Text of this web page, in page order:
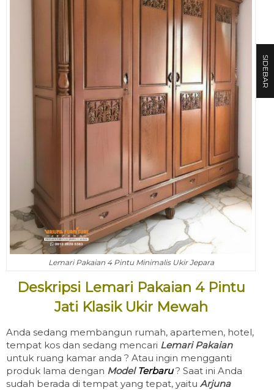
Lemari Pakaian 4 Pintu Minimalis Ukir Jepara
Deskripsi Lemari Pakaian 4 Pintu
Jati Klasik Ukir Mewah
Anda sedang membangun rumah, apartemen, hotel,
tempat kos dan sedang mencari Lemari Pakaian
untuk ruang kamar anda ? Atau ingin mengganti
produk lama dengan Model Terbaru? Saat ini Anda
sudah berada di tempat yang tepat, yaitu Arjuna
SIDEBAR